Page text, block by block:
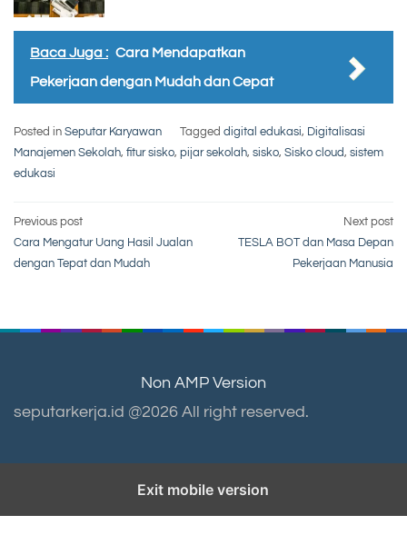
Baca Juga : Cara Mendapatkan
Pekerjaan dengan Mudah dan Cepat
Posted in Seputar Karyawan Tagged digital edukasi, Digitalisasi
Manajemen Sekolah, fitur sisko, pijar sekolah, sisko, Sisko cloud, sistem
edukasi
Post
navigation
Previous post
Cara Mengatur Uang Hasil Jualan
dengan Tepat dan Mudah
Next post
TESLA BOT dan Masa Depan
Pekerjaan Manusia
Non AMP Version
seputarkerja.id @2026 All right reserved.
Exit mobile version